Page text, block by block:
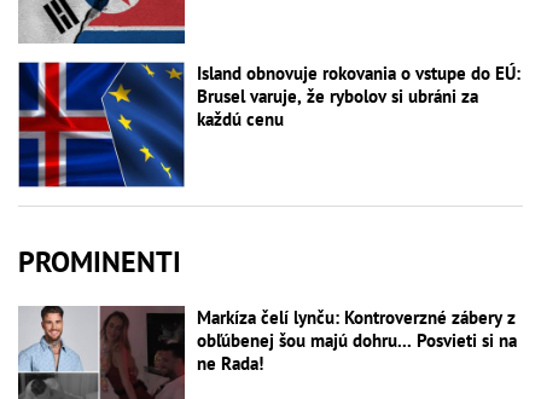
Island obnovuje rokovania o vstupe do EÚ:
Brusel varuje, že rybolov si ubráni za
každú cenu
PROMINENTI
Markíza čelí lynču: Kontroverzné zábery z
obľúbenej šou majú dohru... Posvieti si na
ne Rada!